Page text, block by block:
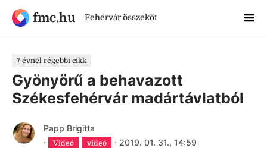
fmc.hu Fehérvár összeköt
7 évnél régebbi cikk
Gyönyörű a behavazott
Székesfehérvár madártávlatból
Papp Brigitta
·
Videó videó · 2019. 01. 31., 14:59